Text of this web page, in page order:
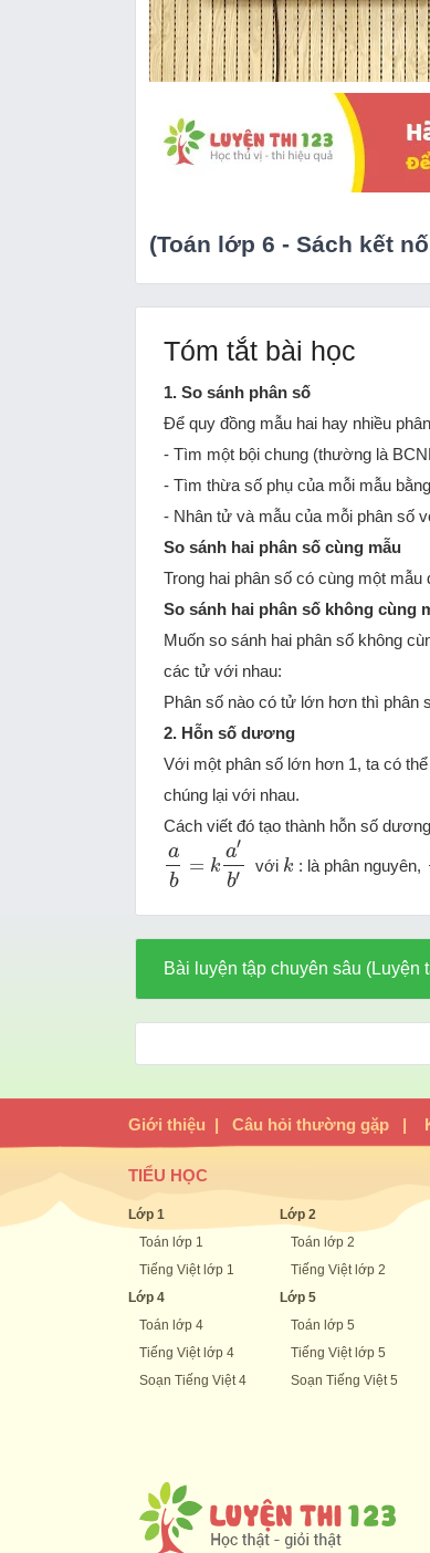
(Toán lớp 6 - Sách kết
Tóm tắt bài học
1. So sánh phân số
Để quy đồng mẫu hai hay nhiều
- Tìm một bội chung (thường là
- Tìm thừa số phụ của mỗi mẫu
- Nhân tử và mẫu của mỗi phân số
So sánh hai phân số cùng mẫu
Trong hai phân số có cùng một
So sánh hai phân số không cùng
Muốn so sánh hai phân số không
các tử với nhau:
Phân số nào có tử lớn hơn thì phân
2. Hỗn số dương
Với một phân số lớn hơn 1, ta có
chúng lại với nhau.
Cách viết đó tạo thành hỗn số
a
b
= k
a′
b′
ab =ka ′b′ với k
k : là phân nguyên,
Bài luyện tập chuyên sâu
Giới thiệu | Câu hỏi thường gặp |
TIỂU HỌC
Lớp 1
Toán lớp 1
Tiếng Việt lớp 1
Lớp 4
Toán lớp 4
Tiếng Việt lớp 4
Soạn Tiếng Việt 4
Lớp 2
Toán lớp 2
Tiếng Việt lớp 2
Lớp 5
Toán lớp 5
Tiếng Việt lớp 5
Soạn Tiếng Việt 5